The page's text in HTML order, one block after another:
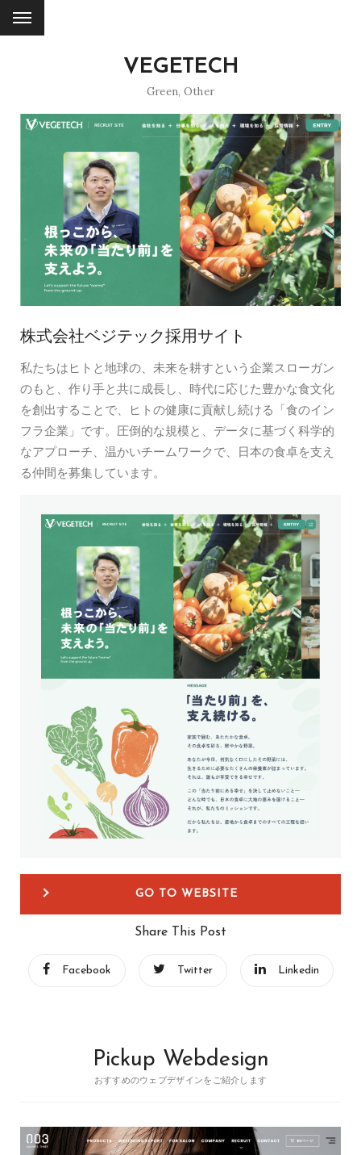
VEGETECH
Green, Other
株式会社ベジテック採用サイト
私たちはヒトと地球の、未来を耕すという企業スローガン
のもと、作り手と共に成長し、時代に応じた豊かな食文化
を創出することで、ヒトの健康に貢献し続ける「食のイン
フラ企業」です。圧倒的な規模と、データに基づく科学的
なアプローチ、温かいチームワークで、日本の食卓を支え
る仲間を募集しています。
GO TO WEBSITE
Share This Post
Facebook Twitter Linkedin
Pickup Webdesign
おすすめのウェブデザインをご紹介します